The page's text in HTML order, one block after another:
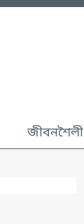
জীবনশৈলী